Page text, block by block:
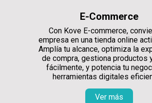
E-Commerce
Con Kove E-commerce,
empresa en una tienda online
Amplía tu alcance, optimiza la
de compra, gestiona productos
fácilmente, y potencia tu
herramientas digitales
Ver más